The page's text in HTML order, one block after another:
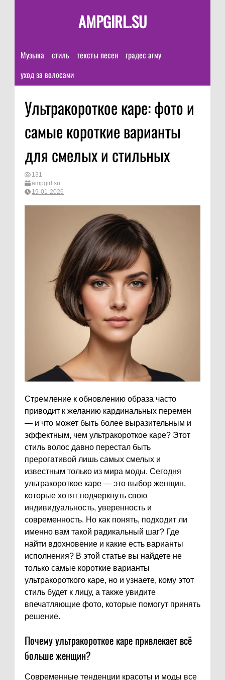
AMPGIRL.SU
Музыка стиль тексты песен
градес агму
уход за волосами
Ультракороткое каре: фото и
самые короткие варианты
для смелых и стильных
131
ampgirl.su
19-01-2026
Стремление к обновлению образа часто
приводит к желанию кардинальных перемен
— и что может быть более выразительным и
эффектным, чем ультракороткое каре? Этот
стиль волос давно перестал быть
прерогативой лишь самых смелых и
известным только из мира моды. Сегодня
ультракороткое каре — это выбор женщин,
которые хотят подчеркнуть свою
индивидуальность, уверенность и
современность. Но как понять, подходит ли
именно вам такой радикальный шаг? Где
найти вдохновение и какие есть варианты
исполнения? В этой статье вы найдете не
только самые короткие варианты
ультракороткого каре, но и узнаете, кому этот
стиль будет к лицу, а также увидите
впечатляющие фото, которые помогут принять
решение.
Почему ультракороткое каре привлекает всё
больше женщин?
Современные тенденции красоты и моды все